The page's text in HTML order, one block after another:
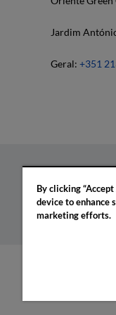
Jardim
Geral: +351
Política de
By clicking
device to enhance
marketing efforts.